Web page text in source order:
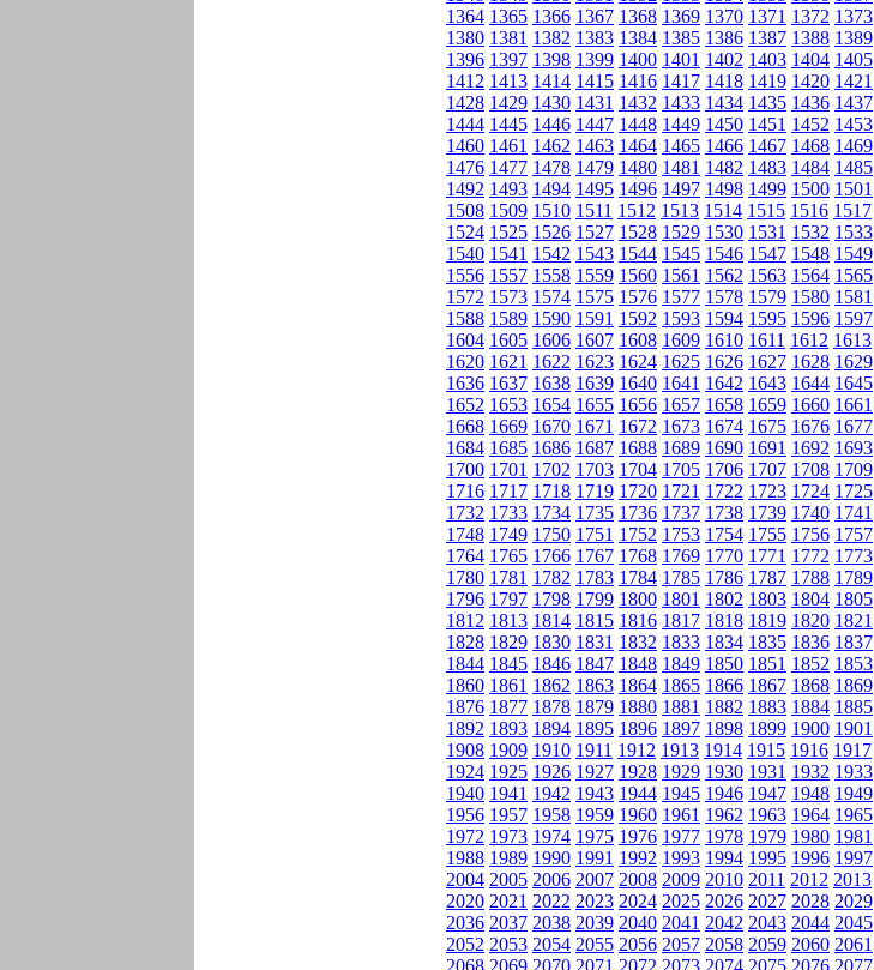
1364 1365 1366 1367 1368 1369 1370 1371 1372 1373
1380 1381 1382 1383 1384 1385 1386 1387 1388 1389
1396 1397 1398 1399 1400 1401 1402 1403 1404 1405
1412 1413 1414 1415 1416 1417 1418 1419 1420 1421
1428 1429 1430 1431 1432 1433 1434 1435 1436 1437
1444 1445 1446 1447 1448 1449 1450 1451 1452 1453
1460 1461 1462 1463 1464 1465 1466 1467 1468 1469
1476 1477 1478 1479 1480 1481 1482 1483 1484 1485
1492 1493 1494 1495 1496 1497 1498 1499 1500 1501
1508 1509 1510 1511 1512 1513 1514 1515 1516 1517
1524 1525 1526 1527 1528 1529 1530 1531 1532 1533
1540 1541 1542 1543 1544 1545 1546 1547 1548 1549
1556 1557 1558 1559 1560 1561 1562 1563 1564 1565
1572 1573 1574 1575 1576 1577 1578 1579 1580 1581
1588 1589 1590 1591 1592 1593 1594 1595 1596 1597
1604 1605 1606 1607 1608 1609 1610 1611 1612 1613
1620 1621 1622 1623 1624 1625 1626 1627 1628 1629
1636 1637 1638 1639 1640 1641 1642 1643 1644 1645
1652 1653 1654 1655 1656 1657 1658 1659 1660 1661
1668 1669 1670 1671 1672 1673 1674 1675 1676 1677
1684 1685 1686 1687 1688 1689 1690 1691 1692 1693
1700 1701 1702 1703 1704 1705 1706 1707 1708 1709
1716 1717 1718 1719 1720 1721 1722 1723 1724 1725
1732 1733 1734 1735 1736 1737 1738 1739 1740 1741
1748 1749 1750 1751 1752 1753 1754 1755 1756 1757
1764 1765 1766 1767 1768 1769 1770 1771 1772 1773
1780 1781 1782 1783 1784 1785 1786 1787 1788 1789
1796 1797 1798 1799 1800 1801 1802 1803 1804 1805
1812 1813 1814 1815 1816 1817 1818 1819 1820 1821
1828 1829 1830 1831 1832 1833 1834 1835 1836 1837
1844 1845 1846 1847 1848 1849 1850 1851 1852 1853
1860 1861 1862 1863 1864 1865 1866 1867 1868 1869
1876 1877 1878 1879 1880 1881 1882 1883 1884 1885
1892 1893 1894 1895 1896 1897 1898 1899 1900 1901
1908 1909 1910 1911 1912 1913 1914 1915 1916 1917
1924 1925 1926 1927 1928 1929 1930 1931 1932 1933
1940 1941 1942 1943 1944 1945 1946 1947 1948 1949
1956 1957 1958 1959 1960 1961 1962 1963 1964 1965
1972 1973 1974 1975 1976 1977 1978 1979 1980 1981
1988 1989 1990 1991 1992 1993 1994 1995 1996 1997
2004 2005 2006 2007 2008 2009 2010 2011 2012 2013
2020 2021 2022 2023 2024 2025 2026 2027 2028 2029
2036 2037 2038 2039 2040 2041 2042 2043 2044 2045
2052 2053 2054 2055 2056 2057 2058 2059 2060 2061
2068 2069 2070 2071 2072 2073 2074 2075 2076 2077